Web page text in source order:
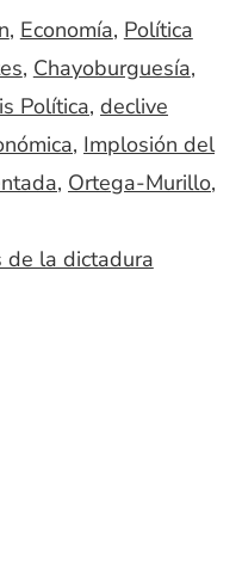
, Economía, Política
, Chayoburguesía,
Política, declive
, Implosión del
, Ortega-Murillo,
de la dictadura